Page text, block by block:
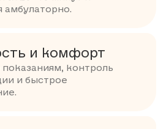
амбулаторно.
и комфорт
контроль
и быстрое